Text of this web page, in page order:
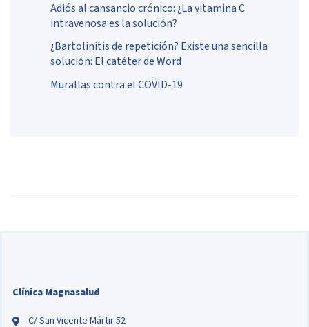
Adiós al cansancio crónico: ¿La vitamina C
intravenosa es la solución?
¿Bartolinitis de repetición? Existe una sencilla
solución: El catéter de Word
Murallas contra el COVID-19
Clínica Magnasalud
C/ San Vicente Mártir 52